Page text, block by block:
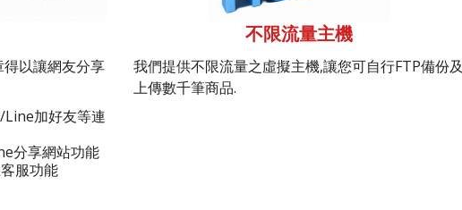
以讓網友分享
加好友等連
分享網站功能
服功能
不限流量主機
我們提供不限流量之虛擬主機,讓您可自行FTP備份及
上傳數千筆商品.